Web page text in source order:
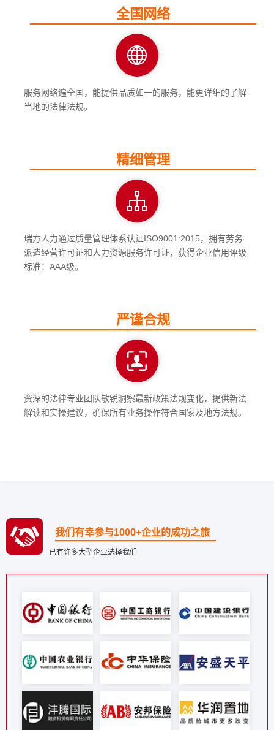
全国网络
服务网络遍全国，能提供品质如一的服务，能更详细的了解
当地的法律法规。
精细管理
瑞方人力通过质量管理体系认证ISO9001:2015，拥有劳务
派遣经营许可证和人力资源服务许可证，获得企业信用评级
标准：AAA级。
严谨合规
资深的法律专业团队敏锐洞察最新政策法规变化，提供新法
解读和实操建议，确保所有业务操作符合国家及地方法规。
我们有幸参与1000+企业的成功之旅
已有许多大型企业选择我们